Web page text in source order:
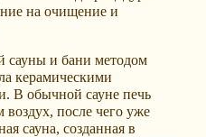
на очищение и
сауны и бани методом
керамическими
В обычной сауне печь
воздух, после чего уже
сауна, созданная в